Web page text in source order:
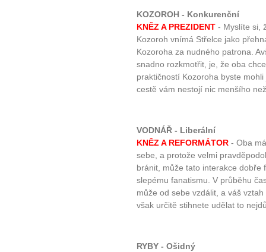
KOZOROH - Konkurenční
KNĚZ A PREZIDENT - Myslíte si,
Kozoroh vnímá Střelce jako
Kozoroha za nudného patrona.
snadno rozkmotřit, je, že oba
praktičností Kozoroha byste
cestě vám nestojí nic menšího
VODNÁŘ - Liberální
KNĚZ A REFORMÁTOR - Oba
sebe, a protože velmi
bránit, může tato interakce dobře
slepému fanatismu. V průběhu
může od sebe vzdálit, a váš
však určitě stihnete udělat to
RYBY - Ošidný